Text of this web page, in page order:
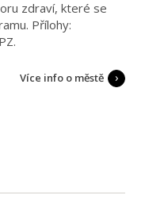
zdraví, které se
Přílohy:
Více info o městě